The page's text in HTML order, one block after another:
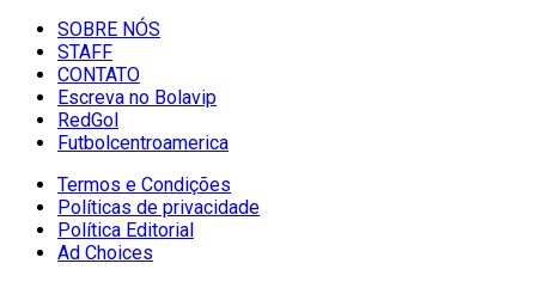
SOBRE NÓS
STAFF
CONTATO
Escreva no Bolavip
RedGol
Futbolcentroamerica
Termos e Condições
Políticas de privacidade
Política Editorial
Ad Choices